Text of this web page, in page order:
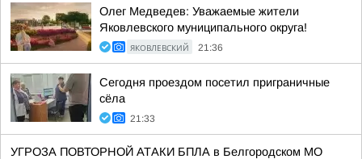
Олег Медведев: Уважаемые жители
Яковлевского муниципального округа!
ЯКОВЛЕВСКИЙ 21:36
Сегодня проездом посетил приграничные
сёла
21:33
УГРОЗА ПОВТОРНОЙ АТАКИ БПЛА в Белгородском МО